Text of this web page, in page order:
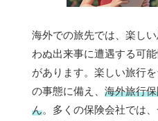
海外での旅先では、楽し
わぬ出来事に遭遇する可
があります。楽しい旅行
の事態に備え、 海外旅行
ん。多くの保険会社では